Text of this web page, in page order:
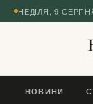
НЕДІЛЯ, 9
НОВИНИ